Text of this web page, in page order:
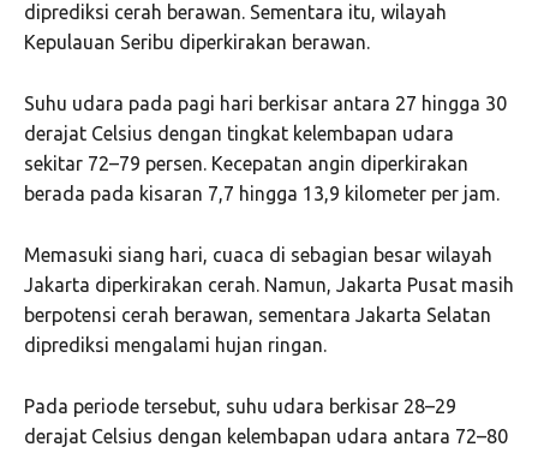
diprediksi cerah berawan. Sementara itu, wilayah
Kepulauan Seribu diperkirakan berawan.
Suhu udara pada pagi hari berkisar antara 27 hingga 30
derajat Celsius dengan tingkat kelembapan udara
sekitar 72–79 persen. Kecepatan angin diperkirakan
berada pada kisaran 7,7 hingga 13,9 kilometer per jam.
Memasuki siang hari, cuaca di sebagian besar wilayah
Jakarta diperkirakan cerah. Namun, Jakarta Pusat masih
berpotensi cerah berawan, sementara Jakarta Selatan
diprediksi mengalami hujan ringan.
Pada periode tersebut, suhu udara berkisar 28–29
derajat Celsius dengan kelembapan udara antara 72–80